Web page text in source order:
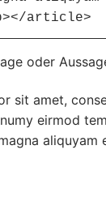
article>
oder
sit amet,
eirmod
aliquyam